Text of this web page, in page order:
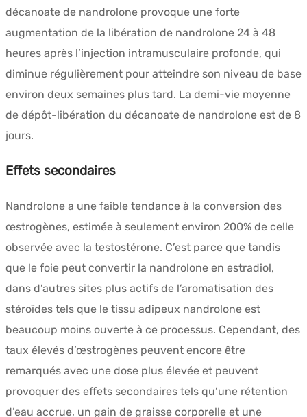
décanoate de nandrolone provoque une forte
augmentation de la libération de nandrolone 24 à 48
heures après l’injection intramusculaire profonde, qui
diminue régulièrement pour atteindre son niveau de base
environ deux semaines plus tard. La demi-vie moyenne
de dépôt-libération du décanoate de nandrolone est de 8
jours.
Effets secondaires
Nandrolone a une faible tendance à la conversion des
œstrogènes, estimée à seulement environ 200% de celle
observée avec la testostérone. C’est parce que tandis
que le foie peut convertir la nandrolone en estradiol,
dans d’autres sites plus actifs de l’aromatisation des
stéroïdes tels que le tissu adipeux nandrolone est
beaucoup moins ouverte à ce processus. Cependant, des
taux élevés d’œstrogènes peuvent encore être
remarqués avec une dose plus élevée et peuvent
provoquer des effets secondaires tels qu’une rétention
d’eau accrue, un gain de graisse corporelle et une